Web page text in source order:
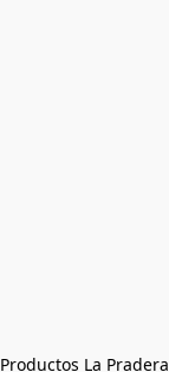
Productos La Pradera